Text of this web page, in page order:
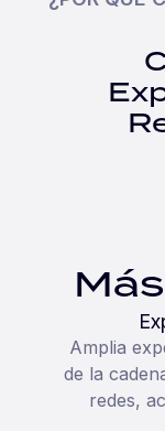
Amplia
de la
redes,